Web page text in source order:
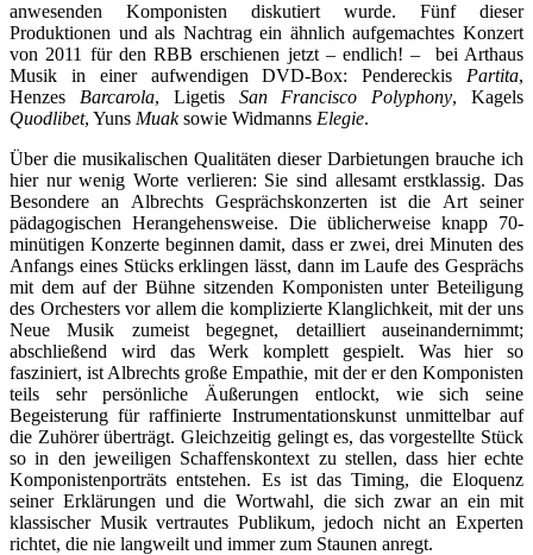
anwesenden Komponisten diskutiert wurde. Fünf dieser
Produktionen und als Nachtrag ein ähnlich aufgemachtes Konzert
von 2011 für den RBB erschienen jetzt – endlich! – bei Arthaus
Musik in einer aufwendigen DVD-Box: Pendereckis Partita,
Henzes Barcarola, Ligetis San Francisco Polyphony, Kagels
Quodlibet, Yuns Muaksowie Widmanns Elegie.
Über die musikalischen Qualitäten dieser Darbietungen brauche ich
hier nur wenig Worte verlieren: Sie sind allesamt erstklassig. Das
Besondere an Albrechts Gesprächskonzerten ist die Art seiner
pädagogischen Herangehensweise. Die üblicherweise knapp 70-
minütigen Konzerte beginnen damit, dass er zwei, drei Minuten des
Anfangs eines Stücks erklingen lässt, dann im Laufe des Gesprächs
mit dem auf der Bühne sitzenden Komponisten unter Beteiligung
des Orchesters vor allem die komplizierte Klanglichkeit, mit der uns
Neue Musik zumeist begegnet, detailliert auseinandernimmt;
abschließend wird das Werk komplett gespielt. Was hier so
fasziniert, ist Albrechts große Empathie, mit der er den Komponisten
teils sehr persönliche Äußerungen entlockt, wie sich seine
Begeisterung für raffinierte Instrumentationskunst unmittelbar auf
die Zuhörer überträgt. Gleichzeitig gelingt es, das vorgestellte Stück
so in den jeweiligen Schaffenskontext zu stellen, dass hier echte
Komponistenporträts entstehen. Es ist das Timing, die Eloquenz
seiner Erklärungen und die Wortwahl, die sich zwar an ein mit
klassischer Musik vertrautes Publikum, jedoch nicht an Experten
richtet, die nie langweilt und immer zum Staunen anregt.